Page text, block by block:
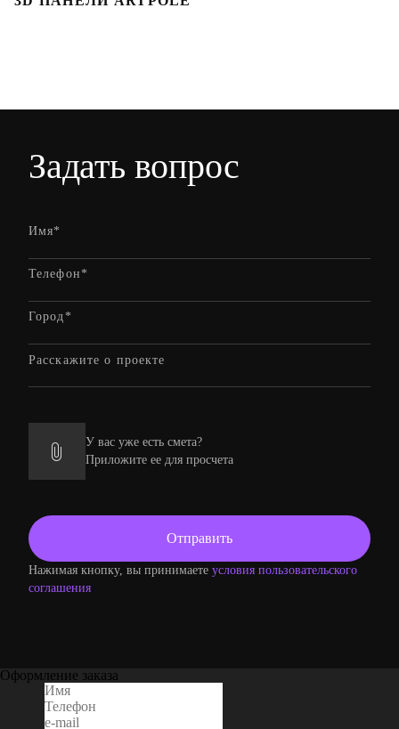
Задать вопрос
У вас уже есть смета?
Приложите ее для просчета
Нажимая кнопку, вы принимаете условия пользовательского
соглашения
Оформление заказа